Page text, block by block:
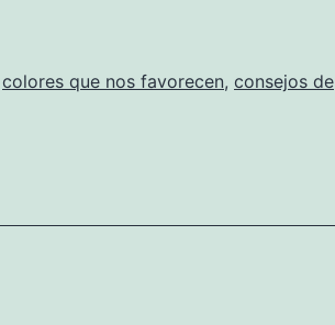
colores que nos favorecen, consejos de